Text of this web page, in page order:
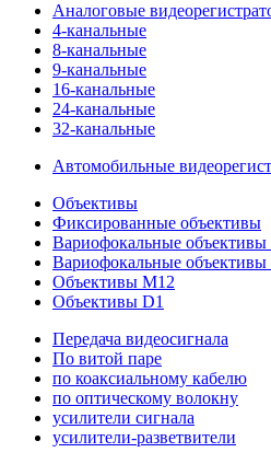
Аналоговые
4-канальные
8-канальные
9-канальные
16-канальные
24-канальные
32-канальные
Автомобильные
Объективы
Фиксированные объективы
Вариофокальные
Вариофокальные объективы
Объективы M12
Объективы D1
Передача видеосигнала
По витой паре
по коаксиальному кабелю
по оптическому волокну
усилители сигнала
усилители-разветвители